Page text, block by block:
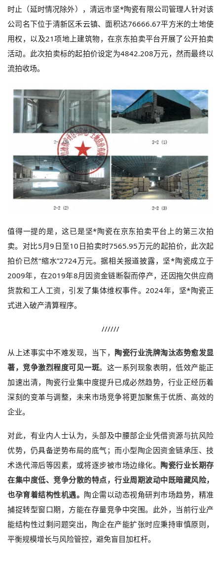
时止（延时情况除外），清远市坚*陶瓷有限公司管理人针对该
公司名下位于清新区禾云镇、面积达76666.67平方米的土地使
用权，以及21项地上建筑物，在京东拍卖平台开展了公开拍卖
活动。此次拍卖标的起拍价设定为4842.208万元，然而最终以
流拍收场。
值得一提的是，这已是坚*陶瓷在京东拍卖平台上的第三次拍
卖。对比5月9日至10日拍卖时7565.95万元的起拍价，此次起
拍价已然“缩水”2724万元。据相关报道披露，坚*陶瓷成立于
2009年，在2019年8月因资金链断裂而停产，还因拖欠供应商
货款和工人工资，引发了集体维权事件。2024年，坚*陶瓷正
式进入破产清算程序。
//////
从上述事实中不难发现，当下， 陶瓷行业洗牌淘汰态势愈发显
著，竞争激烈程度可见一斑。这一系列现象表明，低效产能正
加速出清，陶瓷行业集中度提升已成必然趋势，行业正经历着
深刻的变革与调整，未来市场竞争将更加聚焦于优质、高效的
企业。
对此，有业内人士认为，头部及中腰部企业凭借资源与抗风险
优势，仍具备逆势布局的底气；而小型陶企因资金链承压、技
术迭代滞后等因素，或将逐步被市场边缘化。 陶瓷行业长期存
在集中度低、竞争分散的特点，行业周期波动中既暗藏风险，
也孕育着结构性机遇。 陶企需以动态视角研判市场趋势，精准
捕捉转型窗口期，方能在存量竞争中突围。此外，当前行业产
能结构性过剩问题突出，陶企在产能扩张时应秉持审慎原则，
平衡规模增长与风险管控，避免盲目加杠杆。